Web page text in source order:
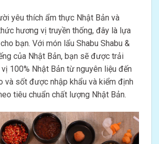
yêu thích ẩm thực Nhật Bản và
hương vị truyền thống, đây là lựa
bạn. Với món lẩu Shabu Shabu &
của Nhật Bản, bạn sẽ được trải
100% Nhật Bản từ nguyên liệu đến
và sốt được nhập khẩu và kiểm định
tiêu chuẩn chất lượng Nhật Bản.